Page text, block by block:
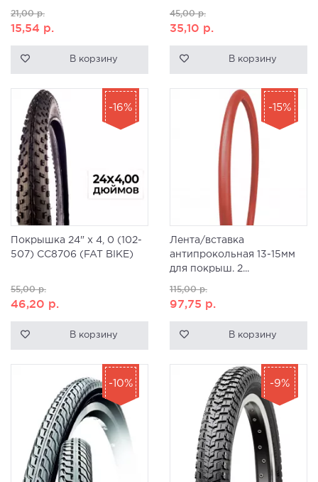
21,00р.
15,54 р.
В корзину
45,00р.
35,10 р.
В корзину
Покрышка 24" х 4, 0 (102-
507) CC8706 (FAT BIKE)
55,00р.
46,20 р.
В корзину
-16%
Лента/вставка
антипрокольная 13-15мм
для покрыш. 2...
115,00р.
97,75 р.
В корзину
-15%
-10% -9%